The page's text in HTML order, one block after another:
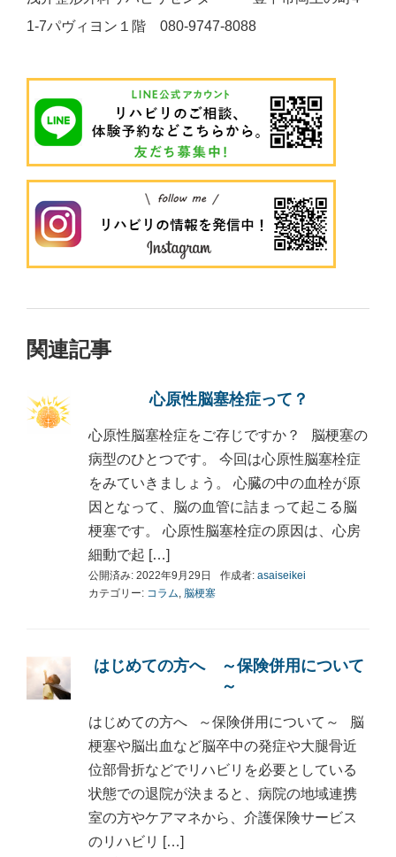
1-7パヴィヨン１階 080-9747-8088
関連記事
心原性脳塞栓症って？
心原性脳塞栓症をご存じですか？ 脳梗塞の
病型のひとつです。 今回は心原性脳塞栓症
をみていきましょう。 心臓の中の血栓が原
因となって、脳の血管に詰まって起こる脳
梗塞です。 心原性脳塞栓症の原因は、心房
細動で起 […]
公開済み: 2022年9月29日 作成者: asaiseikei
カテゴリー: コラム 脳梗塞
はじめての方へ ～保険併用について
～
はじめての方へ ～保険併用について～ 脳
梗塞や脳出血など脳卒中の発症や大腿骨近
位部骨折などでリハビリを必要としている
状態での退院が決まると、病院の地域連携
室の方やケアマネから、介護保険サービス
のリハビリ […]